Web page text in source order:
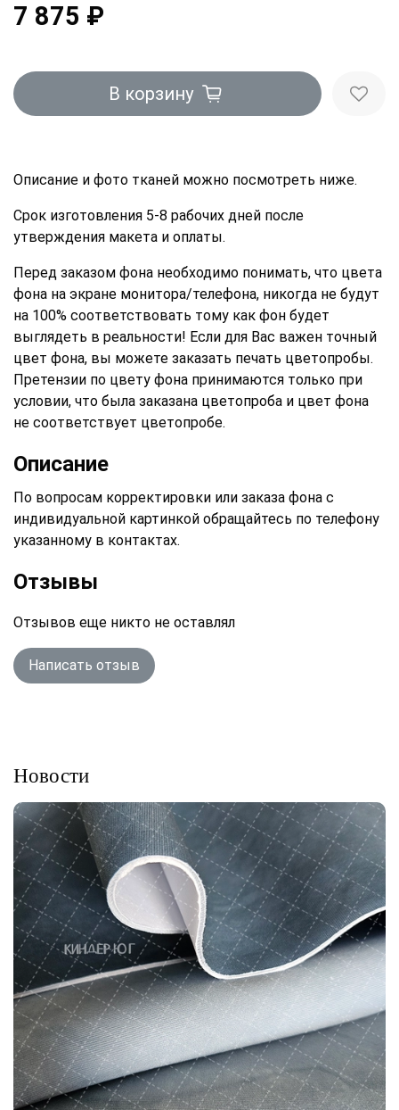
7 875 ₽
В корзину
Описание и фото тканей можно посмотреть ниже.
Срок изготовления 5-8 рабочих дней после
утверждения макета и оплаты.
Перед заказом фона необходимо понимать, что цвета
фона на экране монитора/телефона, никогда не будут
на 100% соответствовать тому как фон будет
выглядеть в реальности! Если для Вас важен точный
цвет фона, вы можете заказать печать цветопробы.
Претензии по цвету фона принимаются только при
условии, что была заказана цветопроба и цвет фона
не соответствует цветопробе.
Описание
По вопросам корректировки или заказа фона с
индивидуальной картинкой обращайтесь по телефону
указанному в контактах.
Отзывы
Отзывов еще никто не оставлял
Написать отзыв
Новости